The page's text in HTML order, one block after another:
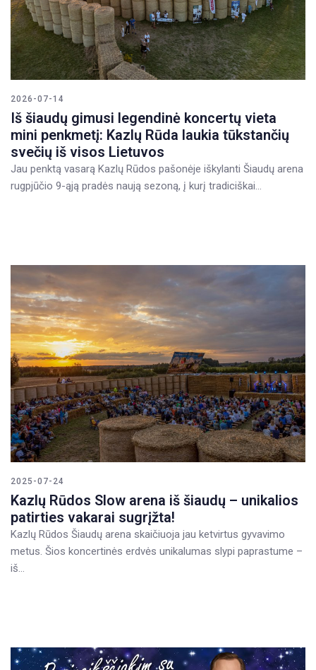
2026-07-14
Iš šiaudų gimusi legendinė koncertų vieta
mini penkmetį: Kazlų Rūda laukia tūkstančių
svečių iš visos Lietuvos
Jau penktą vasarą Kazlų Rūdos pašonėje iškylanti Šiaudų arena
rugpjūčio 9-ąją pradės naują sezoną, į kurį tradiciškai…
2025-07-24
Kazlų Rūdos Slow arena iš šiaudų – unikalios
patirties vakarai sugrįžta!
Kazlų Rūdos Šiaudų arena skaičiuoja jau ketvirtus gyvavimo
metus. Šios koncertinės erdvės unikalumas slypi paprastume –
iš…